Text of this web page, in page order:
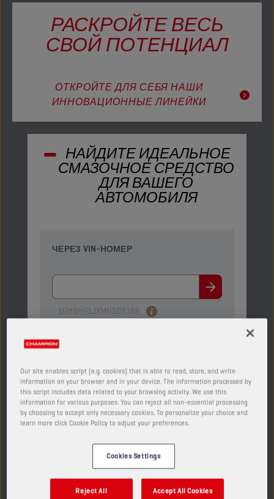
РАСКРОЙТЕ ВЕСЬ
СВОЙ ПОТЕНЦИАЛ
ОТКРОЙТЕ ДЛЯ СЕБЯ НАШИ
ИННОВАЦИОННЫЕ ЛИНЕЙКИ
НАЙДИТЕ ИДЕАЛЬНОЕ
СМАЗОЧНОЕ СРЕДСТВО
ДЛЯ ВАШЕГО
АВТОМОБИЛЯ
ЧЕРЕЗ VIN-НОМЕР
1GHBH41JXMN109186
ПО ТИПУ
АВТОМОБИЛЯ
ПОЛНОМАСШТАБНЫЙ
ПОИСК
например: BMW 520d
Our site enables script (e.g. cookies) that is able to read, store, and write
information on your browser and in your device. The information processed by
this script includes data related to your browsing activity. We use this
information for various purposes. You can reject all non-essential processing
by choosing to accept only necessary cookies. To personalize your choice and
learn more click Cookie Policy to adjust your preferences.
Cookies Settings
Reject All Accept All Cookies